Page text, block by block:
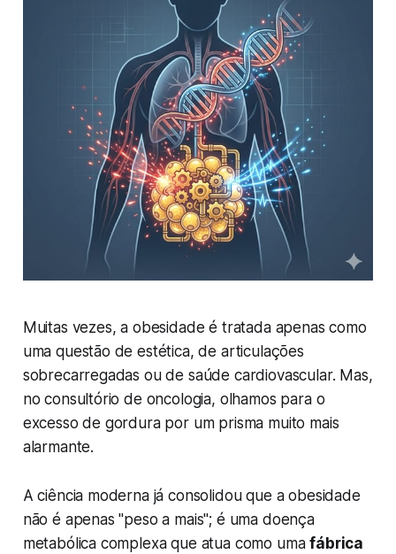
Muitas vezes, a obesidade é tratada apenas como
uma questão de estética, de articulações
sobrecarregadas ou de saúde cardiovascular. Mas,
no consultório de oncologia, olhamos para o
excesso de gordura por um prisma muito mais
alarmante.
A ciência moderna já consolidou que a obesidade
não é apenas "peso a mais"; é uma doença
metabólica complexa que atua como umafábrica